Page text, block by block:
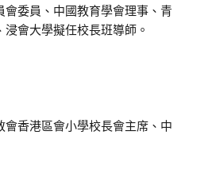
委員、中國教育學會理事、青
會大學擬任校長班導師。
香港區會小學校長會主席、中